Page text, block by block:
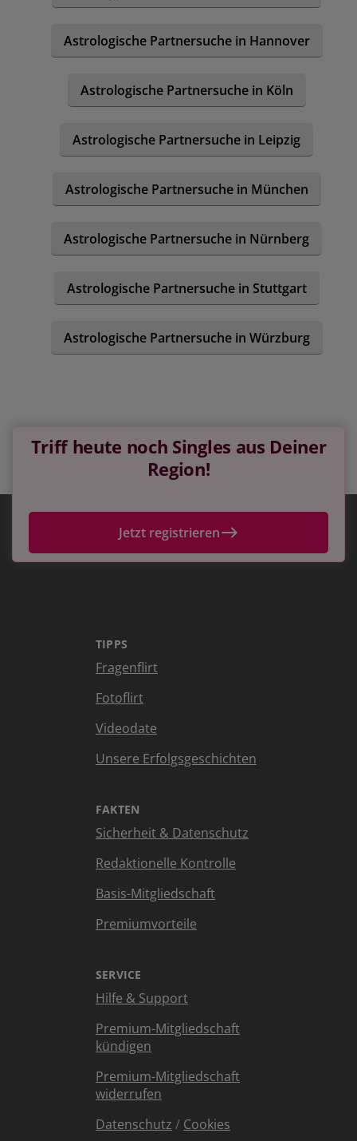
Astrologische Partnersuche in Hannover
Astrologische Partnersuche in Köln
Astrologische Partnersuche in Leipzig
Astrologische Partnersuche in München
Astrologische Partnersuche in Nürnberg
Astrologische Partnersuche in Stuttgart
Astrologische Partnersuche in Würzburg
Triff heute noch Singles aus Deiner
Region!
Jetzt registrieren
TIPPS
Fragenflirt
Fotoflirt
Videodate
Unsere Erfolgsgeschichten
FAKTEN
Sicherheit & Datenschutz
Redaktionelle Kontrolle
Basis-Mitgliedschaft
Premiumvorteile
SERVICE
Hilfe & Support
Premium-Mitgliedschaft
kündigen
Premium-Mitgliedschaft
widerrufen
Datenschutz / Cookies